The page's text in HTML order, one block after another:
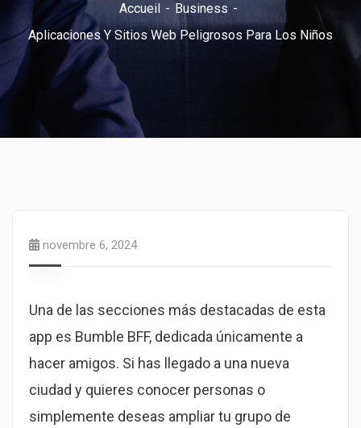
Accueil
Business
Aplicaciones Y Sitios Web Peligrosos Para Los Niños
novembre 6, 2024
Una de las secciones más destacadas de esta
app es Bumble BFF, dedicada únicamente a
hacer amigos. Si has llegado a una nueva
ciudad y quieres conocer personas o
simplemente deseas ampliar tu grupo de